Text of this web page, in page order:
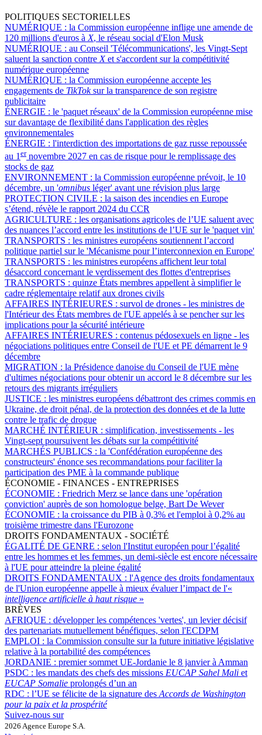
POLITIQUES SECTORIELLES
NUMÉRIQUE : la Commission européenne inflige une amende de
120 millions d'euros à X, le réseau social d'Elon Musk
NUMÉRIQUE : au Conseil 'Télécommunications', les Vingt-Sept
saluent la sanction contre Xet s'accordent sur la compétitivité
numérique européenne
NUMÉRIQUE : la Commission européenne accepte les
engagements de TikToksur la transparence de son registre
publicitaire
ÉNERGIE : le 'paquet réseaux' de la Commission européenne mise
sur davantage de flexibilité dans l'application des règles
environnementales
ÉNERGIE : l'interdiction des importations de gaz russe repoussée
au 1 ernovembre 2027 en cas de risque pour le remplissage des
stocks de gaz
ENVIRONNEMENT : la Commission européenne prévoit, le 10
décembre, un 'omnibus léger' avant une révision plus large
PROTECTION CIVILE : la saison des incendies en Europe
s’étend, révèle le rapport 2024 du CCR
AGRICULTURE : les organisations agricoles de l’UE saluent avec
des nuances l’accord entre les institutions de l’UE sur le 'paquet vin'
TRANSPORTS : les ministres européens soutiennent l’accord
politique partiel sur le 'Mécanisme pour l’interconnexion en Europe'
TRANSPORTS : les ministres européens affichent leur total
désaccord concernant le verdissement des flottes d'entreprises
TRANSPORTS : quinze États membres appellent à simplifier le
cadre réglementaire relatif aux drones civils
AFFAIRES INTÉRIEURES : survol de drones - les ministres de
l'Intérieur des États membres de l'UE appelés à se pencher sur les
implications pour la sécurité intérieure
AFFAIRES INTÉRIEURES : contenus pédosexuels en ligne - les
négociations politiques entre Conseil de l'UE et PE démarrent le 9
décembre
MIGRATION : la Présidence danoise du Conseil de l'UE mène
d'ultimes négociations pour obtenir un accord le 8 décembre sur les
retours des migrants irréguliers
JUSTICE : les ministres européens débattront des crimes commis en
Ukraine, de droit pénal, de la protection des données et de la lutte
contre le trafic de drogue
MARCHÉ INTÉRIEUR : simplification, investissements - les
Vingt-sept poursuivent les débats sur la compétitivité
MARCHÉS PUBLICS : la 'Confédération européenne des
constructeurs' énonce ses recommandations pour faciliter la
participation des PME à la commande publique
ÉCONOMIE - FINANCES - ENTREPRISES
ÉCONOMIE : Friedrich Merz se lance dans une 'opération
conviction' auprès de son homologue belge, Bart De Wever
ÉCONOMIE : la croissance du PIB à 0,3% et l'emploi à 0,2% au
troisième trimestre dans l'Eurozone
DROITS FONDAMENTAUX - SOCIÉTÉ
ÉGALITÉ DE GENRE : selon l'Institut européen pour l’égalité
entre les hommes et les femmes, un demi-siècle est encore nécessaire
à l'UE pour atteindre la pleine égalité
DROITS FONDAMENTAUX : l'Agence des droits fondamentaux
de l'Union européenne appelle à mieux évaluer l’impact de l'«
intelligence artificielle à haut risque »
BRÈVES
AFRIQUE : développer les compétences 'vertes', un levier décisif
des partenariats mutuellement bénéfiques, selon l'ECDPM
EMPLOI : la Commission consulte sur la future initiative législative
relative à la portabilité des compétences
JORDANIE : premier sommet UE-Jordanie le 8 janvier à Amman
PSDC : les mandats des chefs des missions EUCAP Sahel Mali et
EUCAP Somalie prolongés d’un an
RDC : l’UE se félicite de la signature des Accords de Washington
pour la paix et la prospérité
Suivez-nous sur
2026 Agence Europe S.A.